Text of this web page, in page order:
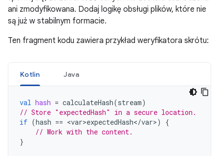
ani zmodyfikowana. Dodaj logikę obsługi plików, które nie
są już w stabilnym formacie.
Ten fragment kodu zawiera przykład weryfikatora skrótu:
Kotlin Java
val hash = calculateHash(stream)
// Store "expectedHash" in a secure location.
if (hash == <var>expectedHash</var>)
{
// Work with the content.
}